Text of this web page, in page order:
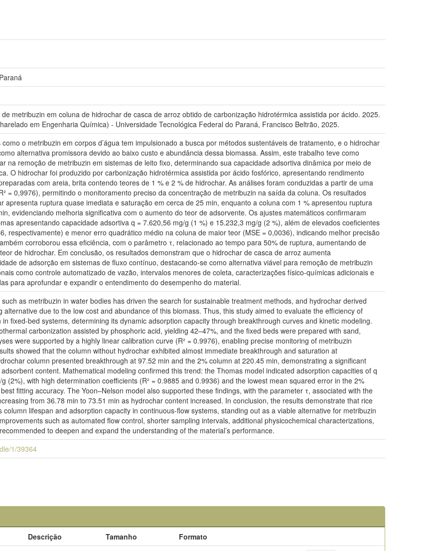
metribuzin em coluna de hidrochar de casca de arroz obtido de carbonização hidrotérmica assistida por ácido. 2025.
em Engenharia Química) - Universidade Tecnológica Federal do Paraná, Francisco Beltrão, 2025.
o metribuzin em corpos d’água tem impulsionado a busca por métodos sustentáveis de tratamento, e o hidrochar
alternativa promissora devido ao baixo custo e abundância dessa biomassa. Assim, este trabalho teve como
na remoção de metribuzin em sistemas de leito fixo, determinando sua capacidade adsortiva dinâmica por meio de
O hidrochar foi produzido por carbonização hidrotérmica assistida por ácido fosfórico, apresentando rendimento
com areia, brita contendo teores de 1 % e 2 % de hidrochar. As análises foram conduzidas a partir de uma
= 0,9976), permitindo o monitoramento preciso da concentração de metribuzin na saída da coluna. Os resultados
apresenta ruptura quase imediata e saturação em cerca de 25 min, enquanto a coluna com 1 % apresentou ruptura
evidenciando melhoria significativa com o aumento do teor de adsorvente. Os ajustes matemáticos confirmaram
apresentando capacidade adsortiva q = 7.620,56 mg/g (1 %) e 15.232,3 mg/g (2 %), além de elevados coeficientes
respectivamente) e menor erro quadrático médio na coluna de maior teor (MSE = 0,0036), indicando melhor precisão
corroborou essa eficiência, com o parâmetro τ, relacionado ao tempo para 50% de ruptura, aumentando de
de hidrochar. Em conclusão, os resultados demonstram que o hidrochar de casca de arroz aumenta
de adsorção em sistemas de fluxo contínuo, destacando-se como alternativa viável para remoção de metribuzin
como controle automatizado de vazão, intervalos menores de coleta, caracterizações físico-químicas adicionais e
para aprofundar e expandir o entendimento do desempenho do material.
as metribuzin in water bodies has driven the search for sustainable treatment methods, and hydrochar derived
due to the low cost and abundance of this biomass. Thus, this study aimed to evaluate the efficiency of
fixed-bed systems, determining its dynamic adsorption capacity through breakthrough curves and kinetic modeling.
carbonization assisted by phosphoric acid, yielding 42–47%, and the fixed beds were prepared with sand,
were supported by a highly linear calibration curve (R² = 0.9976), enabling precise monitoring of metribuzin
showed that the column without hydrochar exhibited almost immediate breakthrough and saturation at
column presented breakthrough at 97.52 min and the 2% column at 220.45 min, demonstrating a significant
content. Mathematical modeling confirmed this trend: the Thomas model indicated adsorption capacities of q
(2%), with high determination coefficients (R² = 0.9885 and 0.9936) and the lowest mean squared error in the 2%
fitting accuracy. The Yoon–Nelson model also supported these findings, with the parameter τ, associated with the
from 36.78 min to 73.51 min as hydrochar content increased. In conclusion, the results demonstrate that rice
lifespan and adsorption capacity in continuous-flow systems, standing out as a viable alternative for metribuzin
such as automated flow control, shorter sampling intervals, additional physicochemical characterizations,
to deepen and expand the understanding of the material’s performance.
1/39364
Descrição Tamanho
Formato